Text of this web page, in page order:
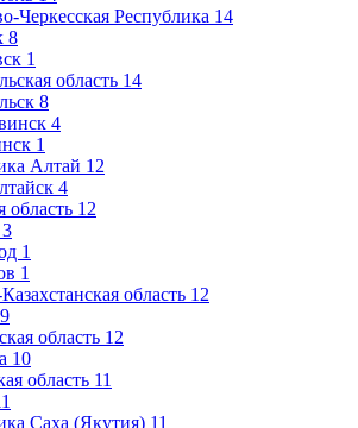
Черкесская Республика 14
8
1
область 14
8
4
1
Алтай 12
4
область 12
3
1
1
область 12
9
область 12
10
область 11
Саха (Якутия) 11